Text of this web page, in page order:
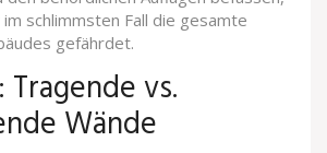
schlimmsten Fall die gesamte
gefährdet.
vs.
Wände